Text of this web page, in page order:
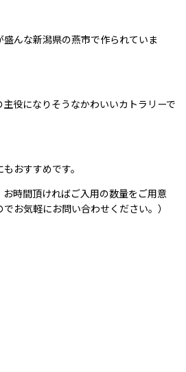
んな新潟県の燕市で作られていま
役になりそうなかわいいカトラリーで
おすすめです。
お時間頂ければご入用の数量をご用意
お気軽にお問い合わせください。）